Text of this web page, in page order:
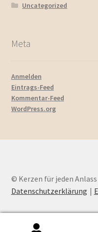
Uncategorized
Meta
Anmelden
Eintrags-Feed
Kommentar-Feed
WordPress.org
© Kerzen für jeden Anlass
Datenschutzerklärung